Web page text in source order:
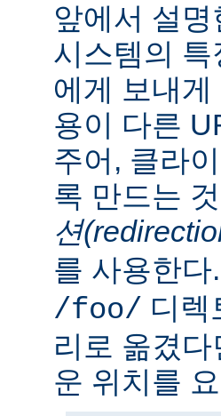
앞에서 설
시스템의
에게 보내
용이 다른
주어, 클라
록 만드는
션
를 사용한
/foo/ 디
리로 옮겼
운 위치를